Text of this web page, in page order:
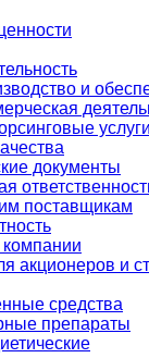
и
услуги
документы
поставщикам
компании
акционеров и
средства
препараты